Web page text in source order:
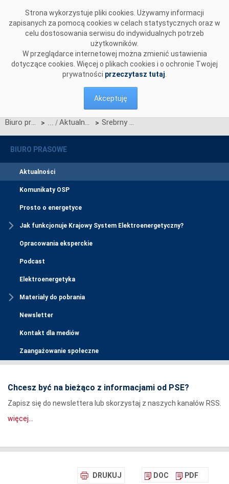
Strona wykorzystuje pliki cookies. Używamy informacji
zapisanych za pomocą cookies w celach statystycznych oraz w
celu dostosowania serwisu do indywidualnych potrzeb
użytkowników.
W przeglądarce internetowej można zmienić ustawienia
dotyczące cookies. Więcej o plikach cookies i o ochronie Twojej
prywatności przeczytasz tutaj
Akceptuję
Biuro prasowe > Aktualności > Srebrny Listek CSR tygodnika Polityka dla PSE
BIURO PRASOWE
Aktualności
Komunikaty OSP
Prosto o energetyce
Jak funkcjonuje Krajowy System Elektroenergetyczny?
Opracowania eksperckie
Podcast
Elektroenergetyka
Materiały do pobrania
Newsletter
Kontakt dla mediów
Zaangażowanie społeczne
Chcesz być na bieżąco z informacjami od PSE?
Zapisz się do newslettera lub skorzystaj z naszych kanałów RSS.
więcej...
DRUKUJ DOC PDF